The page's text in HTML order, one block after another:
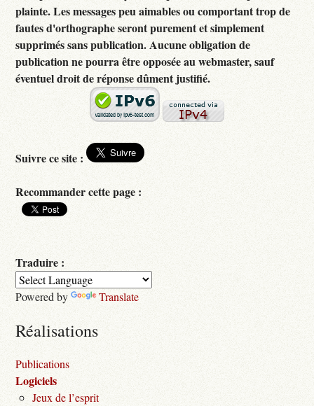
plainte. Les messages peu aimables ou comportant trop de
fautes d'orthographe seront purement et simplement
supprimés sans publication. Aucune obligation de
publication ne pourra être opposée au webmaster, sauf
éventuel droit de réponse dûment justifié.
Suivre ce site :
Recommander cette page :
Traduire :
Powered by Translate
Réalisations
Publications
Logiciels
Jeux de l’esprit